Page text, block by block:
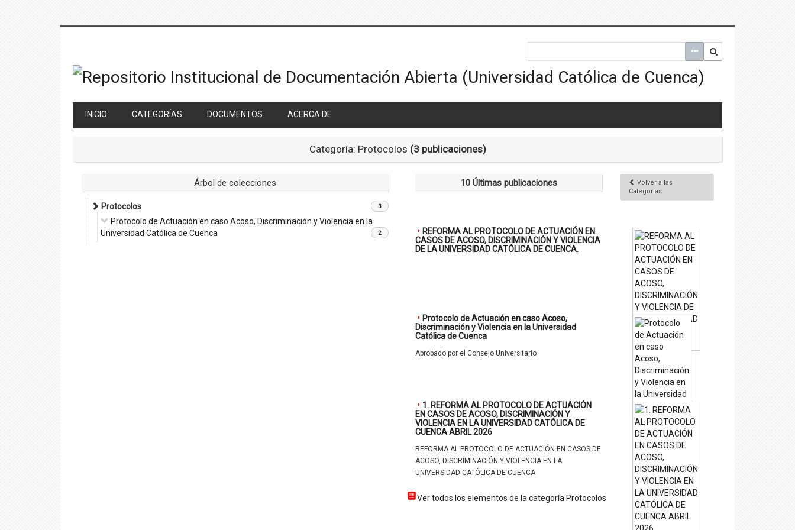
INICIO CATEGORÍAS DOCUMENTOS ACERCA DE
Categoría: Protocolos (3 publicaciones)
Árbol de colecciones
Protocolos 3
Protocolo de Actuación en caso Acoso, Discriminación y Violencia en la
Universidad Católica de Cuenca
2
10 Últimas publicaciones
Volver a las
Categorías
REFORMA AL PROTOCOLO DE ACTUACIÓN EN
CASOS DE ACOSO, DISCRIMINACIÓN Y VIOLENCIA
DE LA UNIVERSIDAD CATÓLICA DE CUENCA.
Protocolo de Actuación en caso Acoso,
Discriminación y Violencia en la Universidad
Católica de Cuenca
Aprobado por el Consejo Universitario
1. REFORMA AL PROTOCOLO DE ACTUACIÓN
EN CASOS DE ACOSO, DISCRIMINACIÓN Y
VIOLENCIA EN LA UNIVERSIDAD CATÓLICA DE
CUENCA ABRIL 2026
REFORMA AL PROTOCOLO DE ACTUACIÓN EN CASOS DE
ACOSO, DISCRIMINACIÓN Y VIOLENCIA EN LA
UNIVERSIDAD CATÓLICA DE CUENCA
Ver todos los elementos de la categoría Protocolos